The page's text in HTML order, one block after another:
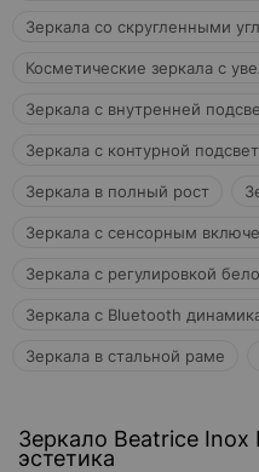
Зеркала со скругленными
Косметические зеркала с
Зеркала с внутренней
Зеркала с контурной
Зеркала в полный рост
Зеркала с сенсорным
Зеркала с регулировкой
Зеркала с Bluetooth
Зеркала в стальной раме
Зеркало Beatrice Inox
эстетика